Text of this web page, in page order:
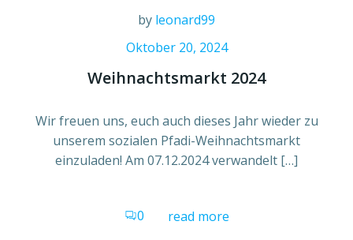
by leonard99
Oktober 20, 2024
Weihnachtsmarkt 2024
Wir freuen uns, euch auch dieses Jahr wieder zu
unserem sozialen Pfadi-Weihnachtsmarkt
einzuladen! Am 07.12.2024 verwandelt […]
0 read more